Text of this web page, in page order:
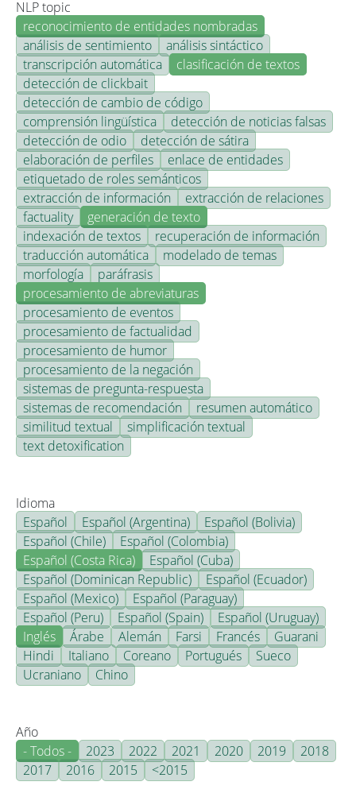
NLP topic
reconocimiento de entidades nombradas
análisis de sentimiento
análisis sintáctico
transcripción automática
clasificación de textos
detección de clickbait
detección de cambio de código
comprensión lingüística
detección de noticias falsas
detección de odio
detección de sátira
elaboración de perfiles
enlace de entidades
etiquetado de roles semánticos
extracción de información
extracción de relaciones
factuality
generación de texto
indexación de textos
recuperación de información
traducción automática
modelado de temas
morfología
paráfrasis
procesamiento de abreviaturas
procesamiento de eventos
procesamiento de factualidad
procesamiento de humor
procesamiento de la negación
sistemas de pregunta-respuesta
sistemas de recomendación
resumen automático
similitud textual
simplificación textual
text detoxification
Idioma
Español
Español (Argentina)
Español (Bolivia)
Español (Chile)
Español (Colombia)
Español (Costa Rica)
Español (Cuba)
Español (Dominican Republic)
Español (Ecuador)
Español (Mexico)
Español (Paraguay)
Español (Peru)
Español (Spain)
Español (Uruguay)
Inglés
Árabe Alemán Farsi Francés
Guarani
Hindi
Italiano Coreano Portugués
Sueco
Ucraniano
Chino
Año
- Todos -
2023 2022 2021 2020 2019
2018
2017
2016 2015 <2015